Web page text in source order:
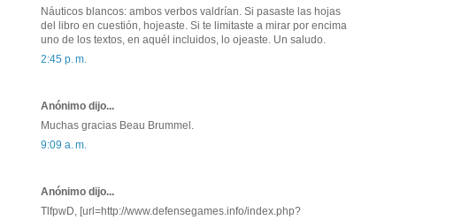
Náuticos blancos: ambos verbos valdrían. Si pasaste las hojas
del libro en cuestión, hojeaste. Si te limitaste a mirar por encima
uno de los textos, en aquél incluidos, lo ojeaste. Un saludo.
2:45 p. m.
Anónimo dijo...
Muchas gracias Beau Brummel.
9:09 a. m.
Anónimo dijo...
TlfpwD, [url=http://www.defensegames.info/index.php?